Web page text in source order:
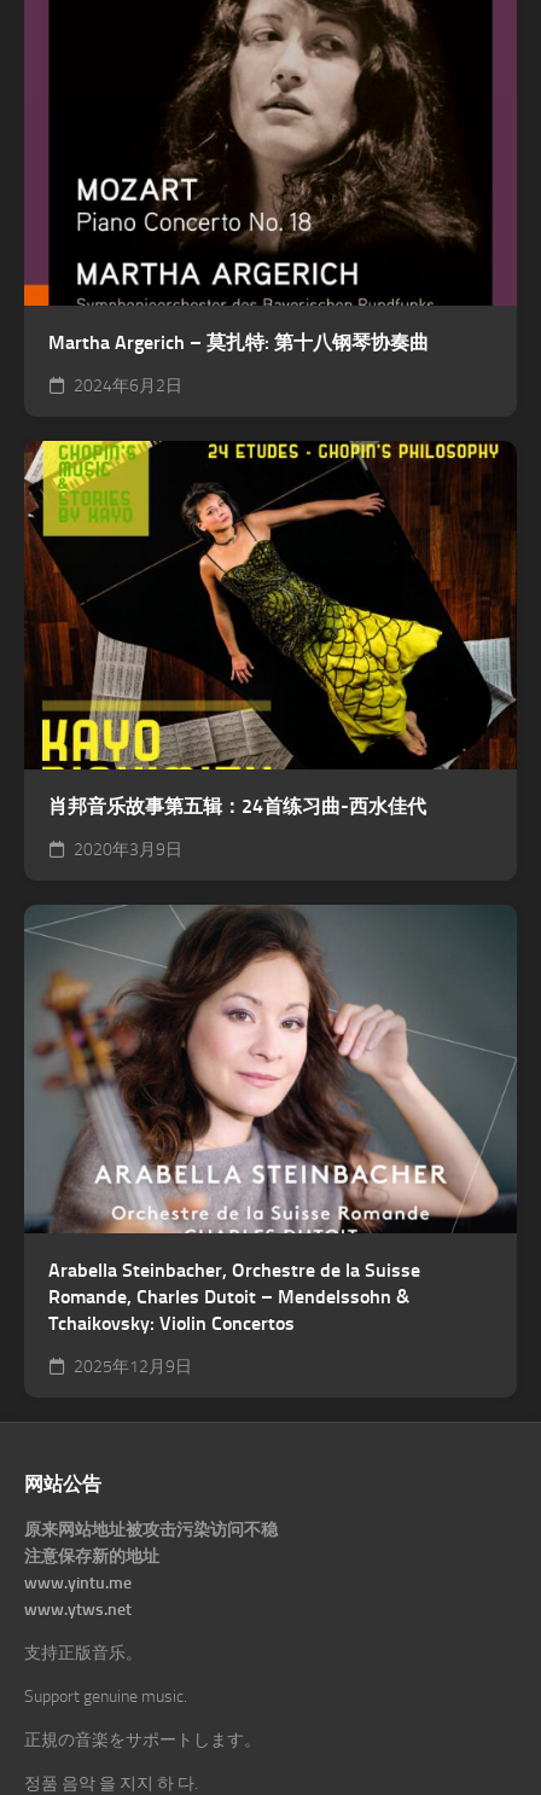
Martha Argerich – 莫扎特: 第十八钢琴协奏曲
2024年6月2日
肖邦音乐故事第五辑：24首练习曲-西水佳代
2020年3月9日
Arabella Steinbacher, Orchestre de la Suisse
Romande, Charles Dutoit – Mendelssohn &
Tchaikovsky: Violin Concertos
2025年12月9日
网站公告
原来网站地址被攻击污染访问不稳
注意保存新的地址
www.yintu.me
www.ytws.net
支持正版音乐。
Support genuine music.
正規の音楽をサポートします。
정품 음악 을 지지 하 다.